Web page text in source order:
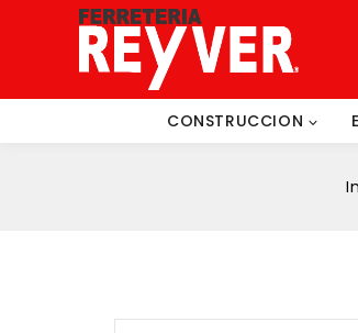
CONSTRUCCION